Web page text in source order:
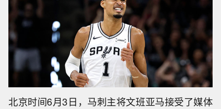
北京时间6月3日，马刺主将文班亚马接受了媒体